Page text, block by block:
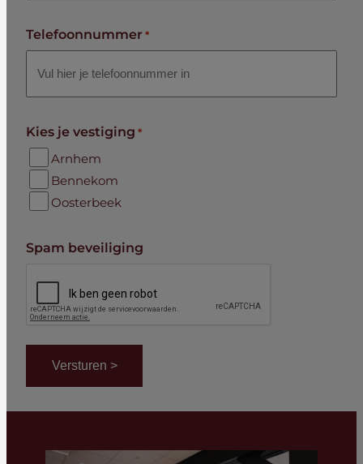
Telefoonnummer *
Kies je vestiging *
Arnhem
Bennekom
Oosterbeek
Spam beveiliging